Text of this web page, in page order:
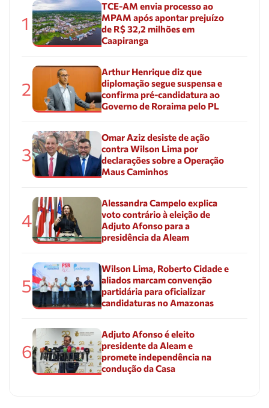
1
TCE-AM envia processo ao
MPAM após apontar prejuízo
de R$ 32,2 milhões em
Caapiranga
2
Arthur Henrique diz que
diplomação segue suspensa e
confirma pré-candidatura ao
Governo de Roraima pelo PL
3
Omar Aziz desiste de ação
contra Wilson Lima por
declarações sobre a Operação
Maus Caminhos
4
Alessandra Campelo explica
voto contrário à eleição de
Adjuto Afonso para a
presidência da Aleam
5
Wilson Lima, Roberto Cidade e
aliados marcam convenção
partidária para oficializar
candidaturas no Amazonas
6
Adjuto Afonso é eleito
presidente da Aleam e
promete independência na
condução da Casa